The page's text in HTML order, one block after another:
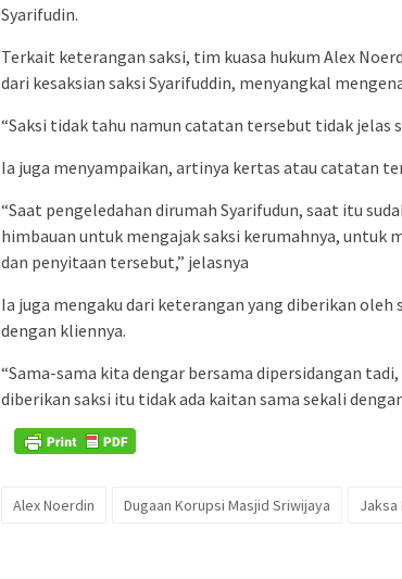
Syarifudin.
Terkait keterangan saksi, tim kuasa hukum Alex
dari kesaksian saksi Syarifuddin, menyangkal
“Saksi tidak tahu namun catatan tersebut tidak jelas
Ia juga menyampaikan, artinya kertas atau catatan
“Saat pengeledahan dirumah Syarifudun, saat itu
himbauan untuk mengajak saksi kerumahnya, untuk
dan penyitaan tersebut,” jelasnya
Ia juga mengaku dari keterangan yang diberikan oleh
dengan kliennya.
“Sama-sama kita dengar bersama dipersidangan
diberikan saksi itu tidak ada kaitan sama sekali
Alex Noerdin Dugaan Korupsi Masjid Sriwijaya Jaksa